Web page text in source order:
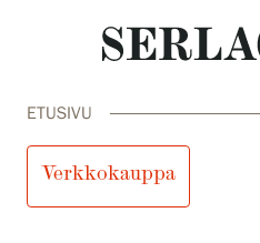
ETUSIVU
Verkkokauppa